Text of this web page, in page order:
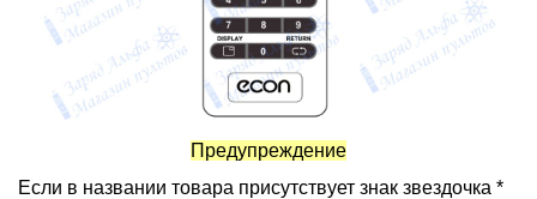
Предупреждение
Если в названии товара присутствует знак звездочка *